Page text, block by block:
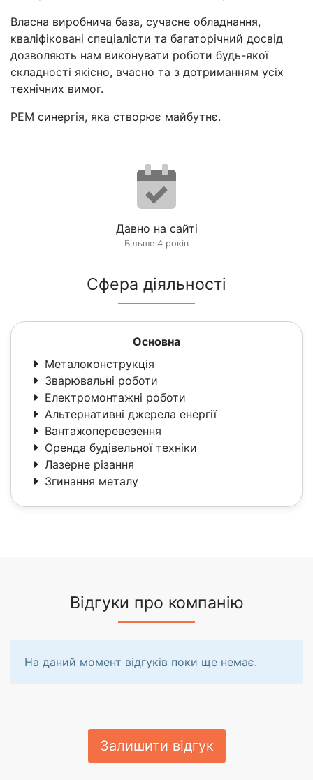
Власна виробнича база, сучасне обладнання,
кваліфіковані спеціалісти та багаторічний досвід
дозволяють нам виконувати роботи будь-якої
складності якісно, вчасно та з дотриманням усіх
технічних вимог.
РЕМ синергія, яка створює майбутнє.
Давно на сайті
Більше 4 років
Сфера діяльності
Основна
Металоконструкція
Зварювальні роботи
Електромонтажні роботи
Альтернативні джерела енергії
Вантажоперевезення
Оренда будівельної техніки
Лазерне різання
Згинання металу
Відгуки про компанію
На даний момент відгуків поки ще немає.
Залишити відгук